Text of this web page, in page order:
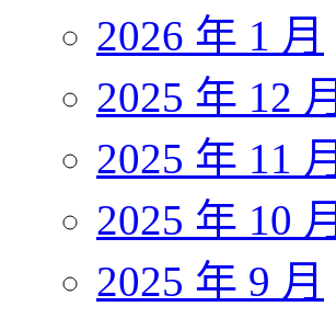
2026 年 1 月
2025 年 12 月
2025 年 11 月
2025 年 10 月
2025 年 9 月